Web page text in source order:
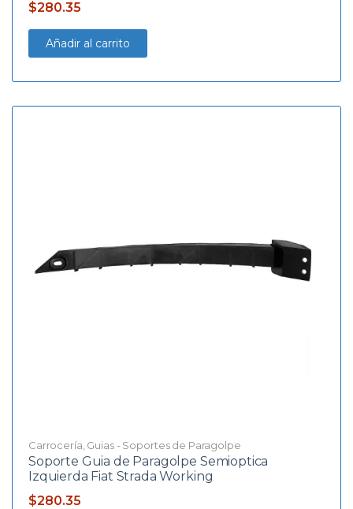
$280.35
Añadir al carrito
Carrocería Guias - Soportes de Paragolpe
Soporte Guia de Paragolpe Semioptica
Izquierda Fiat Strada Working
$280.35